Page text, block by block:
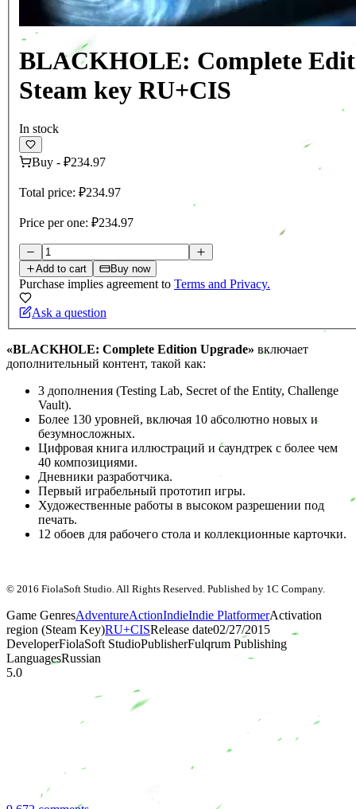
BLACKHOLE: Complete
Steam key RU+CIS
In stock
Buy - ₽234.97
Total price: ₽234.97
Price per one: ₽234.97
Add to cart Buy now
Purchase implies agreement to Terms and Privacy.
Ask a question
«BLACKHOLE: Complete Edition Upgrade» включает
дополнительный контент, такой как:
3 дополнения (Testing Lab, Secret of the Entity, Challenge
Vault).
Более 130 уровней, включая 10 абсолютно новых и
безумносложных.
Цифровая книга иллюстраций и саундтрек с более чем
40 композициями.
Дневники разработчика.
Первый играбельный прототип игры.
Художественные работы в высоком разрешении под
печать.
12 обоев для рабочего стола и коллекционные карточки.
© 2016 FiolaSoft Studio. All Rights Reserved. Published by 1C Company.
Game GenresAdventureActionIndieIndie PlatformerActivation
region (Steam Key)RU+CISRelease date02/27/2015
DeveloperFiolaSoft StudioPublisherFulqrum Publishing
LanguagesRussian
5.0